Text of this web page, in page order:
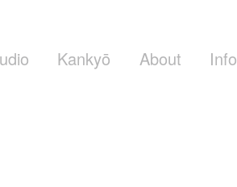
Kankyō About Info